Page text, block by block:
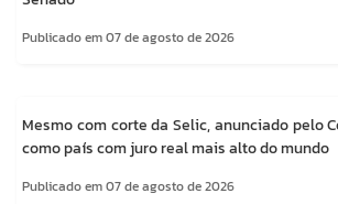
Publicado em 07 de agosto de 2026
Mesmo com corte da Selic, anunciado pelo
como país com juro real mais alto do mundo
Publicado em 07 de agosto de 2026